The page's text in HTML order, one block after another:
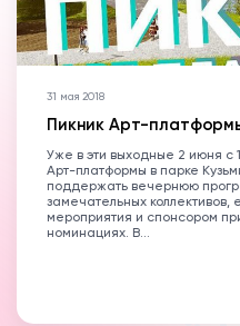
31 мая 2018
Пикник Арт-
Уже в эти выходные 2 июня с
Арт-платформы в парке
поддержать вечернюю
замечательных коллективов,
мероприятия и спонсором
номинациях. В...